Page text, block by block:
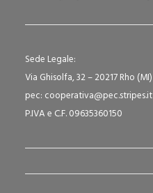
Sede Legale:
Via Ghisolfa, 32 – 20217 Rho (MI)
pec: cooperativa@pec.stripes.it
P.IVA e C.F. 09635360150